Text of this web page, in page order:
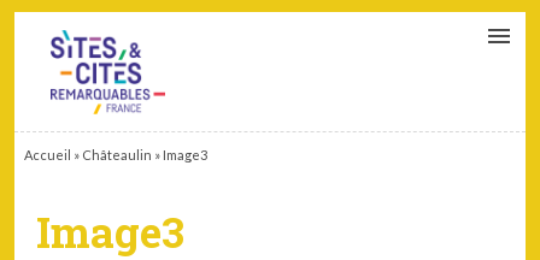
Accueil » Châteaulin » Image3
Image3